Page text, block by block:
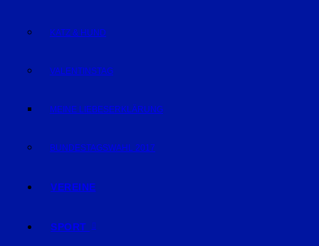
KATZ & HUND
VALENTINSTAG
MEINE LIEBESERKLÄRUNG
BUNDESTAGSWAHL 2017
VEREINE
SPORT